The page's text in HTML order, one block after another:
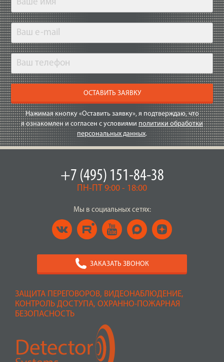
ОСТАВИТЬ ЗАЯВКУ
Нажимая кнопку «Оставить заявку», я подтверждаю, что
я ознакомлен и согласен с условиями политики обработки
персональных данных.
ЗАЩИТА ПЕРЕГОВОРОВ, ВИДЕОНАБЛЮДЕНИЕ,
КОНТРОЛЬ ДОСТУПА, ОХРАННО-ПОЖАРНАЯ
БЕЗОПАСНОСТЬ
+7 (495) 151-84-38
ПН-ПТ 9:00 - 18:00
Мы в социальных сетях:
ЗАКАЗАТЬ ЗВОНОК